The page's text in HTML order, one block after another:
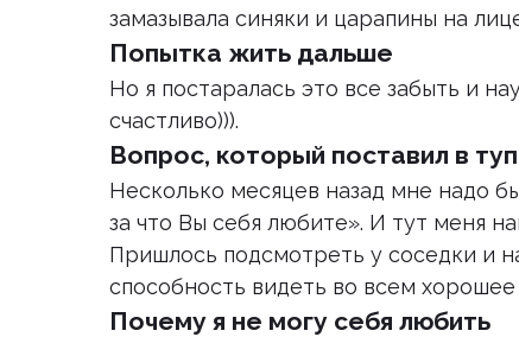
замазывала синяки и царапины на
Попытка жить дальше
Но я постаралась это все забыть и
счастливо))).
Вопрос, который поставил в
Несколько месяцев назад мне надо
за что Вы себя любите». И тут меня
Пришлось подсмотреть у соседки и
способность видеть во всем
Почему я не могу себя любить